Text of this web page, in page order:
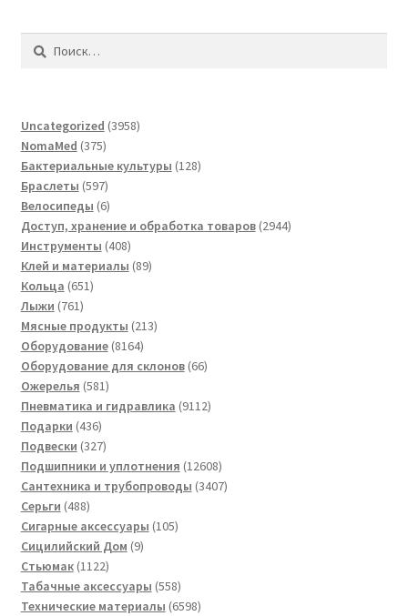
Найти:
Uncategorized 39583958
NomaMed 375375
товаров
Бактериальные культуры 128128
Браслеты 597597
товаров
Велосипеды 66
товаров
Доступ, хранение и обработка товаров 29442944
Инструменты 408408
товаров
Клей и материалы 8989
Кольца 651651
Лыжи 761761
товар
Мясные продукты 213213
Оборудование 81648164
товара
Оборудование для склонов 6666
Ожерелья 581581
товар
Пневматика и гидравлика 91129112
Подарки 436436
товаров
Подвески 327327
товаров
Подшипники и уплотнения 1260812608
товаров
Сантехника и трубопроводы 34073407
Серьги 488488
товаров
Сигарные аксессуары 105105
Сицилийский Дом 99
Стьюмак 11221122
товара
Табачные аксессуары 558558
товаров
Технические материалы 65986598